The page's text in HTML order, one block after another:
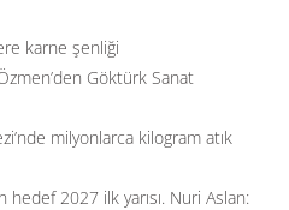
karne şenliği
Göktürk Sanat
milyonlarca kilogram atık
hedef 2027 ilk yarısı. Nuri Aslan: